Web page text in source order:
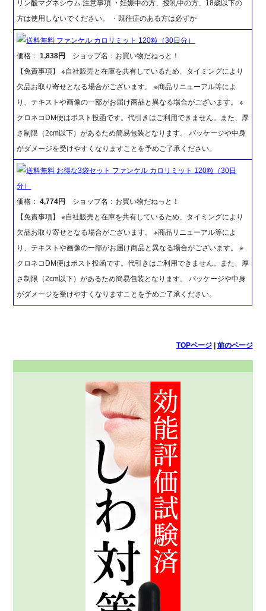
リン酸マグネシウム 注意事項 ・妊娠中の方、授乳中の方、18歳以下の
方は使用しないでください。 ・既往症のある方は必ずか
送料無料 ファンケル カロリミット 120粒（30日分）
価格：1,838円
ショップ名：お買い物だねっと！
【免責事項】 ※自社販売と在庫を共有しているため、タイミングにより
欠品お取り寄せとなる場合がございます。 ※商品リニューアル等によ
り、テキストや画像の一部がお届け商品と異なる場合がございます。 ※
クロネコDM便はポスト投函です。代引きはご利用できません。また、厚
さ制限（2cm以下）があるため簡易包装となります。 パッケージや中身
がダメージを受けやすくなりますことを予めご了承ください。
送料無料 お得な3袋セット ファンケル カロリミット 120粒（30日
分）
価格：4,774円
ショップ名：お買い物だねっと！
【免責事項】 ※自社販売と在庫を共有しているため、タイミングにより
欠品お取り寄せとなる場合がございます。 ※商品リニューアル等によ
り、テキストや画像の一部がお届け商品と異なる場合がございます。 ※
クロネコDM便はポスト投函です。代引きはご利用できません。また、厚
さ制限（2cm以下）があるため簡易包装となります。 パッケージや中身
がダメージを受けやすくなりますことを予めご了承ください。
TOPページ| 前のページ